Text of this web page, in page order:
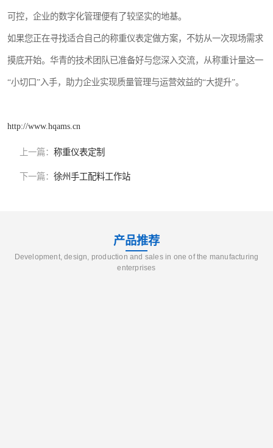
可控，企业的数字化管理便有了较坚实的地基。
如果您正在寻找适合自己的称重仪表定做方案，不妨从一次现场需求
摸底开始。华青的技术团队已准备好与您深入交流，从称重计量这一
“小切口”入手，助力企业实现质量管理与运营效益的“大提升”。
http://www.hqams.cn
上一篇： 称重仪表定制
下一篇： 徐州手工配料工作站
产品推荐
Development, design, production and sales in one of the manufacturing
enterprises